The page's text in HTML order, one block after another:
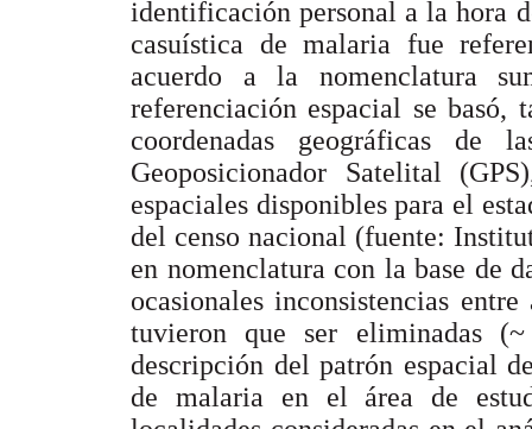
identificación personal a la hora
casuística de malaria fue
acuerdo a la nomenclatura
referenciación espacial se basó,
coordenadas geográficas de
Geoposicionador Satelital
espaciales disponibles para el
del censo nacional (fuente:
en nomenclatura con la base de
ocasionales inconsistencias
tuvieron que ser eliminadas
descripción del patrón espacial
de malaria en el área de